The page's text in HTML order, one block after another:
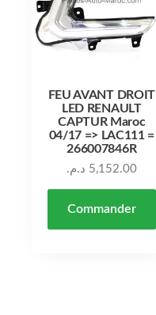
FEU AVANT DROIT
LED RENAULT
CAPTUR Maroc
04/17 => LAC111 =
266007846R
5,152.00 د.م.
Commander